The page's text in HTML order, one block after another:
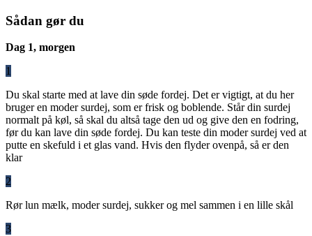
Sådan gør du
Dag 1, morgen
1
Du skal starte med at lave din søde fordej. Det er vigtigt, at du her
bruger en moder surdej, som er frisk og boblende. Står din surdej
normalt på køl, så skal du altså tage den ud og give den en fodring,
før du kan lave din søde fordej. Du kan teste din moder surdej ved at
putte en skefuld i et glas vand. Hvis den flyder ovenpå, så er den
klar
2
Rør lun mælk, moder surdej, sukker og mel sammen i en lille skål
3